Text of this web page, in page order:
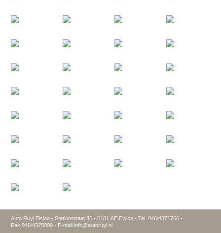
Auto Ruyl Elsloo - Stationstraat 85 - 6181 AE Elsloo - Tel. 046/4371766 -
Fax 046/4375899 - E-mail info@autoruyl.nl